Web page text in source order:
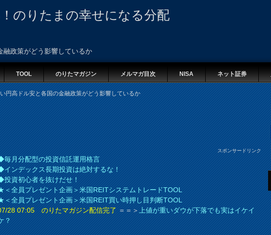
のりたまの幸せになる分配
融政策がどう影響しているか
TOOL のりたマガジン メルマガ目次 NISA ネット証券
円高ドル安と各国の金融政策がどう影響しているか
スポンサードリンク
毎月分配型の投資信託運用格言
インデックス長期投資は絶対するな！
投資初心者を抜けだせ！
＜全員プレゼント企画＞米国REITシステムトレードTOOL
＜全員プレゼント企画＞米国REIT買い時押し目判断TOOL
28 07:05 のりたマガジン配信完了＝＝＞上値が重いダウが下落でも実はイケイ
？